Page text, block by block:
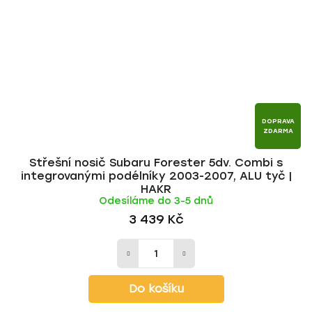
DOPRAVA
ZDARMA
Střešní nosič Subaru Forester 5dv. Combi s
integrovanými podélníky 2003-2007, ALU tyč |
HAKR
Odesíláme do 3-5 dnů
3 439 Kč
Do košíku